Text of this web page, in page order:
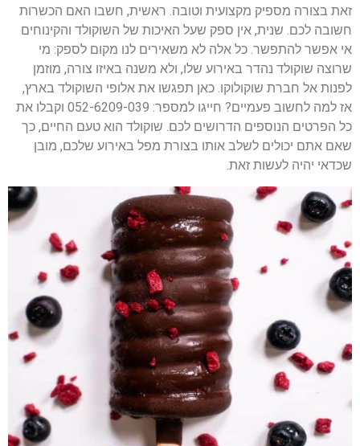
זאת בצורה מספיק מקצועית וטובה. ראשית, חשבו האם הכשרות
חשובה לכם. שנית, אין ספק שעל האיכות של השוקולד והקינוחים
אי אפשר להתפשר. כל אלה לא משאירים לנו מקום לספק: מי
שרוצה שוקולד נהדר באירוע שלו, ולא משנה באיזו צורה, מוזמן
לפנות אל חברת שוקולוקו. כאן תפגשו את אלופי השוקולד בארץ,
אז למה לחשוב פעמיים? חייגו למספר: 052-6209-039 וקבלו את
כל הפרטים הנוספים הדרושים לכם. שוקולד הוא טעם החיים, כך
שאם אתם יכולים לשלב אותו בצורת מפל באירוע שלכם, מובן
שכדאי יהיה לעשות זאת.